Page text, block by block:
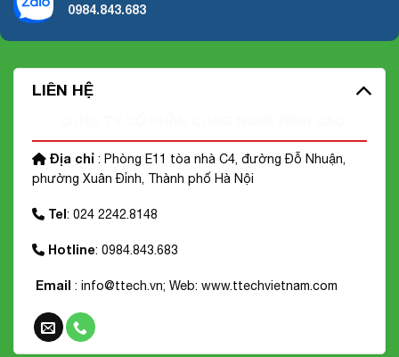
0984.843.683
LIÊN HỆ
Địa chỉ : Phòng E11 tòa nhà C4, đường Đỗ Nhuận,
phường Xuân Đỉnh, Thành phố Hà Nội
Tel: 024 2242.8148
Hotline: 0984.843.683
Email : info@ttech.vn; Web: www.ttechvietnam.com